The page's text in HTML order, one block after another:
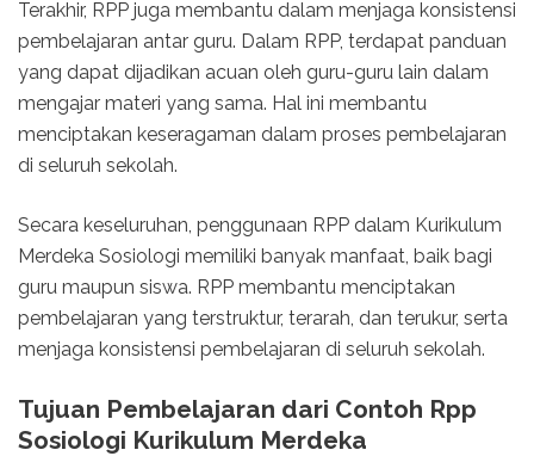
Terakhir, RPP juga membantu dalam menjaga konsistensi
pembelajaran antar guru. Dalam RPP, terdapat panduan
yang dapat dijadikan acuan oleh guru-guru lain dalam
mengajar materi yang sama. Hal ini membantu
menciptakan keseragaman dalam proses pembelajaran
di seluruh sekolah.
Secara keseluruhan, penggunaan RPP dalam Kurikulum
Merdeka Sosiologi memiliki banyak manfaat, baik bagi
guru maupun siswa. RPP membantu menciptakan
pembelajaran yang terstruktur, terarah, dan terukur, serta
menjaga konsistensi pembelajaran di seluruh sekolah.
Tujuan Pembelajaran dari Contoh Rpp
Sosiologi Kurikulum Merdeka